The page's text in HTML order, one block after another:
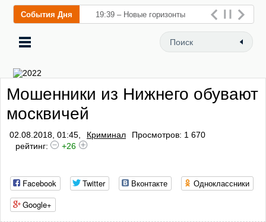
События Дня 19:39 – Новые горизонты
флебологии: в Москве
открылся «Городской центр
заболеваний вен и профи
Мошенники из Нижнего обувают
москвичей
02.08.2018, 01:45, Криминал
Просмотров: 1 670
рейтинг:
+26
Facebook Twitter Вконтакте
Одноклассники
Google+